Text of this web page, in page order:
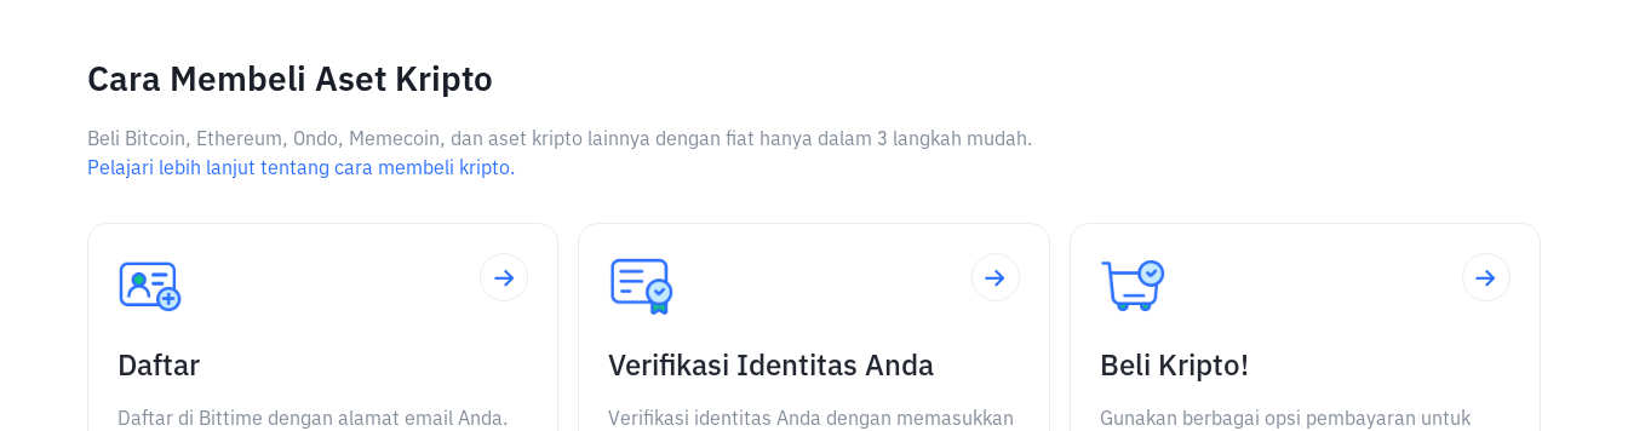
Cara Membeli Aset Kripto
Beli Bitcoin, Ethereum, Ondo, Memecoin, dan aset kripto lainnya dengan fiat hanya dalam 3 langkah mudah.
Pelajari lebih lanjut tentang cara membeli kripto.
Daftar
Daftar di Bittime dengan alamat email Anda.
Verifikasi Identitas Anda
Verifikasi identitas Anda dengan memasukkan
Beli Kripto!
Gunakan berbagai opsi pembayaran untuk